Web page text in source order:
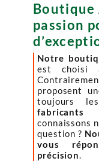
Boutique
passion
Notre
est choisi
proposent
toujours
fabricants
connaissons
question ?
vous
précision.